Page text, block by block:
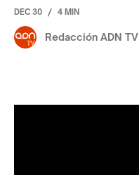
DEC 30 / 4 MIN
Redacción ADN TV